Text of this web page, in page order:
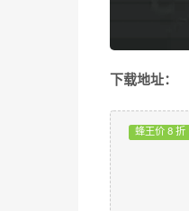
下载地址：
蜂王价 8 折